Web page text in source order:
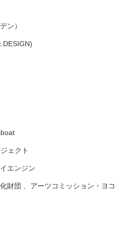
ン）
ェクト
エンジン
財団 、アーツコミッション・ヨコ